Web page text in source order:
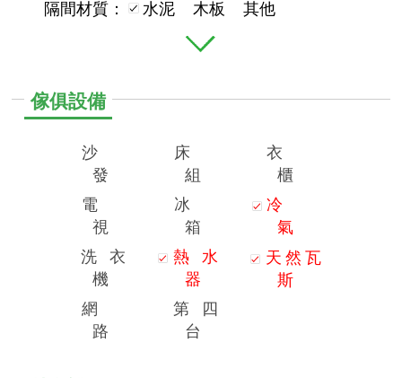
隔間材質：
水泥 木板 其他
傢俱設備
沙
發
電
視
洗
衣
機
網
路
床
組
冰
箱
熱
水
器
第
四
台
衣
櫃
冷
氣
天 然 瓦
斯